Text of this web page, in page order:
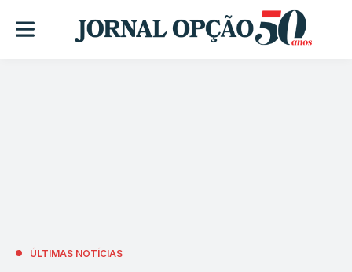
ÚLTIMAS NOTÍCIAS